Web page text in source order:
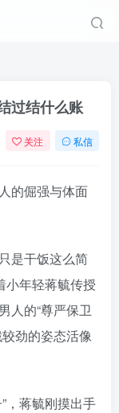
过结什么账
关注 私信
的倔强与体面
是干饭这么简
小年轻蒋毓传授
人的“尊严保卫
劲的姿态活像
，蒋毓刚摸出手